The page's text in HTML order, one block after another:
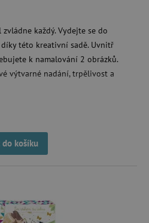
každý. Vydejte se do
této kreativní sadě. Uvnitř
k namalování 2 obrázků.
výtvarné nadání, trpělivost a
do košíku